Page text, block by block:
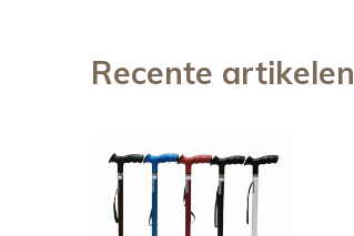
Recente artikelen